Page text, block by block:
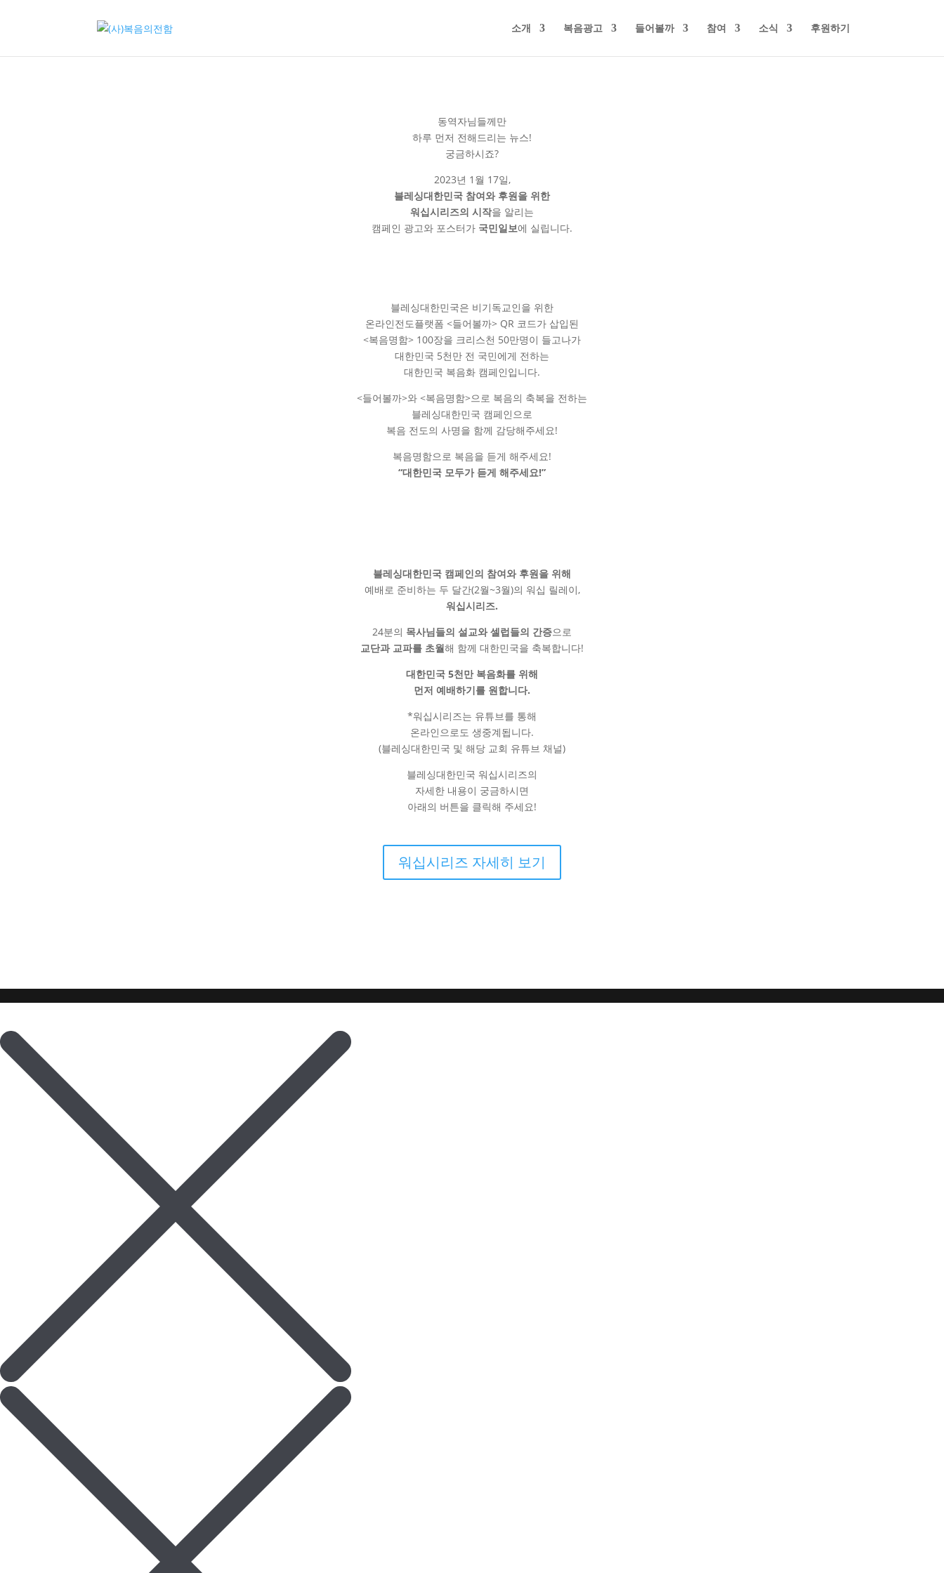
소개 복음광고 들어볼까 참여 소식 후원하기
동역자님들께만
하루 먼저 전해드리는 뉴스!
궁금하시죠?
2023년 1월 17일,
블레싱대한민국 참여와 후원을 위한
워십시리즈의 시작을 알리는
캠페인 광고와 포스터가 국민일보에 실립니다.
블레싱대한민국은 비기독교인을 위한
온라인전도플랫폼 <들어볼까> QR 코드가 삽입된
<복음명함> 100장을 크리스천 50만명이 들고나가
대한민국 5천만 전 국민에게 전하는
대한민국 복음화 캠페인입니다.
<들어볼까>와 <복음명함>으로 복음의 축복을 전하는
블레싱대한민국 캠페인으로
복음 전도의 사명을 함께 감당해주세요!
복음명함으로 복음을 듣게 해주세요!
“대한민국 모두가 듣게 해주세요!”
블레싱대한민국 캠페인의 참여와 후원을 위해
예배로 준비하는 두 달간(2월~3월)의 워십 릴레이,
워십시리즈.
24분의 목사님들의 설교와 셀럽들의 간증으로
교단과 교파를 초월해 함께 대한민국을 축복합니다!
대한민국 5천만 복음화를 위해
먼저 예배하기를 원합니다.
*워십시리즈는 유튜브를 통해
온라인으로도 생중계됩니다.
(블레싱대한민국 및 해당 교회 유튜브 채널)
블레싱대한민국 워십시리즈의
자세한 내용이 궁금하시면
아래의 버튼을 클릭해 주세요!
워십시리즈 자세히 보기